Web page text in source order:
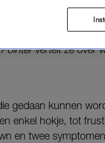
in geen enkel
Pointervertelt ze over
gedaan kunnen
enkel hokje, tot
en twee